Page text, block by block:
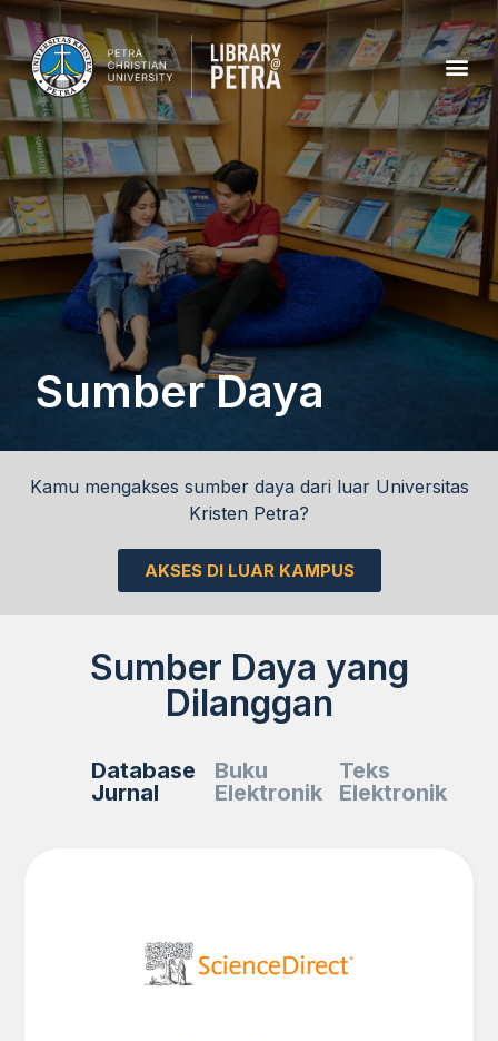
Sumber Daya
Kamu mengakses sumber daya dari luar Universitas
Kristen Petra?
AKSES DI LUAR KAMPUS
Sumber Daya yang
Dilanggan
Database
Jurnal
Buku
Elektronik
Teks
Elektronik